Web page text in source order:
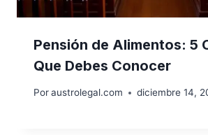
Pensión de Alimentos: 5
Que Debes Conocer
Poraustrolegal.com diciembre 14,